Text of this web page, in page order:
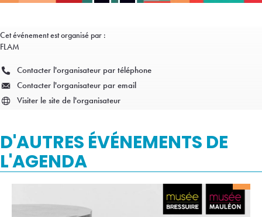
Cet événement est organisé par :
FLAM
Contacter l'organisateur par téléphone
Contacter l'organisateur par email
Visiter le site de l'organisateur
D'AUTRES ÉVÉNEMENTS DE
L'AGENDA